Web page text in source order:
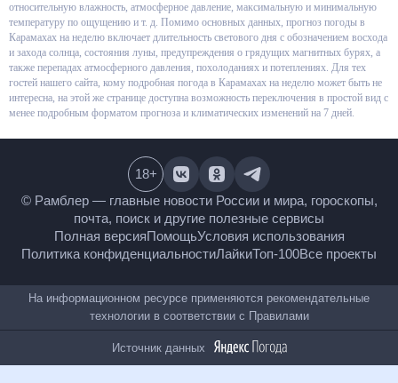
узнать вероятность осадков, относительную влажность, атмосферное
давление, максимальную и минимальную температуру по ощущению и т.
д. Помимо основных данных, прогноз погоды в Карамахах на неделю
включает длительность светового дня с обозначением восхода и захода
солнца, состояния луны, предупреждения о грядущих магнитных бурях, а
также перепадах атмосферного давления, похолоданиях и потеплениях.
Для тех гостей нашего сайта, кому подробная погода в Карамахах на
неделю может быть не интересна, на этой же странице доступна
© Рамблер — главные новости России и мира,
гороскопы, почта, поиск и другие полезные сервисы
Полная версия
Помощь
Условия использования
Политика конфиденциальностиЛайкиТоп-100
Все проекты
18+
На информационном ресурсе применяются
рекомендательные технологии в соответствии сПравилами